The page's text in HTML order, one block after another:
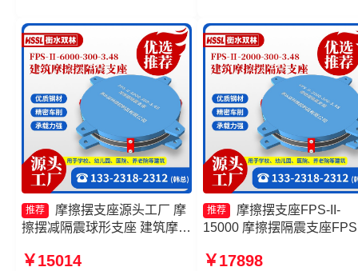
推荐
摩擦摆支座源头工厂 摩
擦摆减隔震球形支座 建筑摩擦
摆隔震支座FPS3A生产厂家
￥15014
推荐
摩擦摆支座FPS-II-
15000 摩擦摆隔震支座
摆支座源头工厂 减隔震摩
￥17898